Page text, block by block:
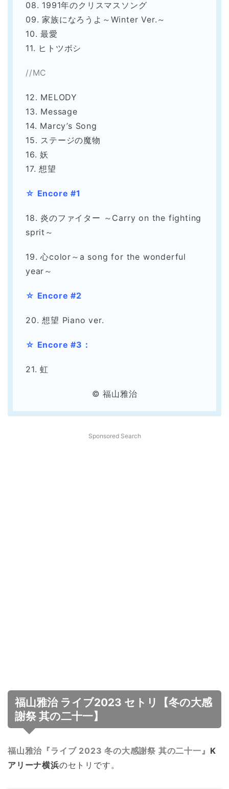
08. 1991年のクリスマスソング
09. 家族になろうよ～Winter Ver.～
10. 最愛
11. ヒトツボシ
//MC
12. MELODY
13. Message
14. Marcy’s Song
15. ステージの魔物
16. 妖
17. 想望
☆ Encore #1
18. 炎のファイター ～Carry on the fighting
sprit～
19. 心color～a song for the wonderful
year～
☆ Encore #2
20. 想望 Piano ver.
☆ Encore #3：
21. 虹
© 福山雅治
Sponsored Search
福山雅治 ライブ2023 セトリ【冬の大感
謝祭 其の二十一】
福山雅治『ライブ 2023 冬の大感謝祭 其の二十一』 K
アリーナ横浜のセトリです。